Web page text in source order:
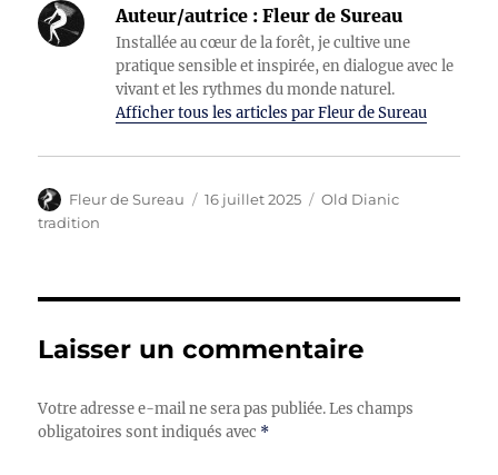
Auteur/autrice : Fleur de Sureau
Installée au cœur de la forêt, je cultive une
pratique sensible et inspirée, en dialogue avec le
vivant et les rythmes du monde naturel.
Afficher tous les articles par Fleur de Sureau
Auteur
Fleur de Sureau
Publié
16 juillet 2025 Catégories
Old Dianic
tradition
Laisser un commentaire
Votre adresse e-mail ne sera pas publiée. Les champs
obligatoires sont indiqués avec *